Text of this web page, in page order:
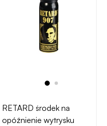
RETARD środek na
opóźnienie wytrysku